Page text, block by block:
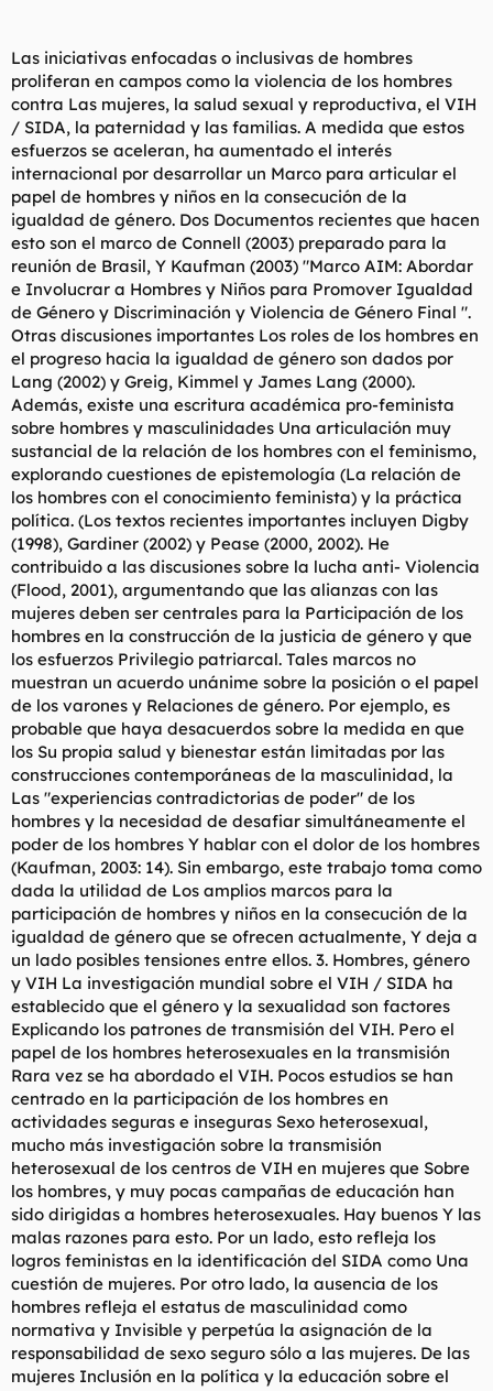
Las iniciativas enfocadas o inclusivas de hombres
proliferan en campos como la violencia de los hombres
contra Las mujeres, la salud sexual y reproductiva, el VIH
/ SIDA, la paternidad y las familias. A medida que estos
esfuerzos se aceleran, ha aumentado el interés
internacional por desarrollar un Marco para articular el
papel de hombres y niños en la consecución de la
igualdad de género. Dos Documentos recientes que hacen
esto son el marco de Connell (2003) preparado para la
reunión de Brasil, Y Kaufman (2003) "Marco AIM: Abordar
e Involucrar a Hombres y Niños para Promover Igualdad
de Género y Discriminación y Violencia de Género Final ".
Otras discusiones importantes Los roles de los hombres en
el progreso hacia la igualdad de género son dados por
Lang (2002) y Greig, Kimmel y James Lang (2000).
Además, existe una escritura académica pro-feminista
sobre hombres y masculinidades Una articulación muy
sustancial de la relación de los hombres con el feminismo,
explorando cuestiones de epistemología (La relación de
los hombres con el conocimiento feminista) y la práctica
política. (Los textos recientes importantes incluyen Digby
(1998), Gardiner (2002) y Pease (2000, 2002). He
contribuido a las discusiones sobre la lucha anti- Violencia
(Flood, 2001), argumentando que las alianzas con las
mujeres deben ser centrales para la Participación de los
hombres en la construcción de la justicia de género y que
los esfuerzos Privilegio patriarcal. Tales marcos no
muestran un acuerdo unánime sobre la posición o el papel
de los varones y Relaciones de género. Por ejemplo, es
probable que haya desacuerdos sobre la medida en que
los Su propia salud y bienestar están limitadas por las
construcciones contemporáneas de la masculinidad, la
Las "experiencias contradictorias de poder" de los
hombres y la necesidad de desafiar simultáneamente el
poder de los hombres Y hablar con el dolor de los hombres
(Kaufman, 2003: 14). Sin embargo, este trabajo toma como
dada la utilidad de Los amplios marcos para la
participación de hombres y niños en la consecución de la
igualdad de género que se ofrecen actualmente, Y deja a
un lado posibles tensiones entre ellos. 3. Hombres, género
y VIH La investigación mundial sobre el VIH / SIDA ha
establecido que el género y la sexualidad son factores
Explicando los patrones de transmisión del VIH. Pero el
papel de los hombres heterosexuales en la transmisión
Rara vez se ha abordado el VIH. Pocos estudios se han
centrado en la participación de los hombres en
actividades seguras e inseguras Sexo heterosexual,
mucho más investigación sobre la transmisión
heterosexual de los centros de VIH en mujeres que Sobre
los hombres, y muy pocas campañas de educación han
sido dirigidas a hombres heterosexuales. Hay buenos Y las
malas razones para esto. Por un lado, esto refleja los
logros feministas en la identificación del SIDA como Una
cuestión de mujeres. Por otro lado, la ausencia de los
hombres refleja el estatus de masculinidad como
normativa y Invisible y perpetúa la asignación de la
responsabilidad de sexo seguro sólo a las mujeres. De las
mujeres Inclusión en la política y la educación sobre el